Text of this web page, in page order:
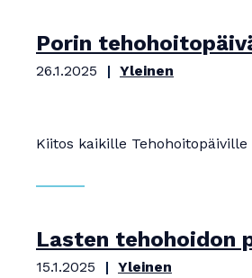
Porin
26.1.2025 Yleinen
Kiitos kaikille
Lasten tehohoidon
15.1.2025 Yleinen